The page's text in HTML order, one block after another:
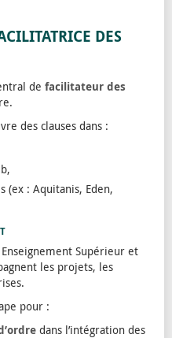
DES
de facilitateur des
des clauses dans :
(ex : Aquitanis, Eden,
Supérieur et
les projets, les
pour :
dans l’intégration des